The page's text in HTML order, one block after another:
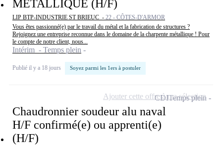
MÉTALLIQUE (H/F)
LIP BTP-INDUSTRIE ST BRIEUC - 22 - CÔTES-D'ARMOR
Vous êtes passionné(e) par le travail du métal et la fabrication de structures ?
Rejoignez une entreprise reconnue dans le domaine de la charpente métallique ! Pour
le compte de notre client, nous...
Intérim - Temps plein
Publié il y a 18 jours Soyez parmi les 1ers à postuler
Chaudronnier soudeur alu naval
H/F confirmé(e) ou apprenti(e)
(H/F)
CDITemps plein
Ajouter cette offre à ma sélection